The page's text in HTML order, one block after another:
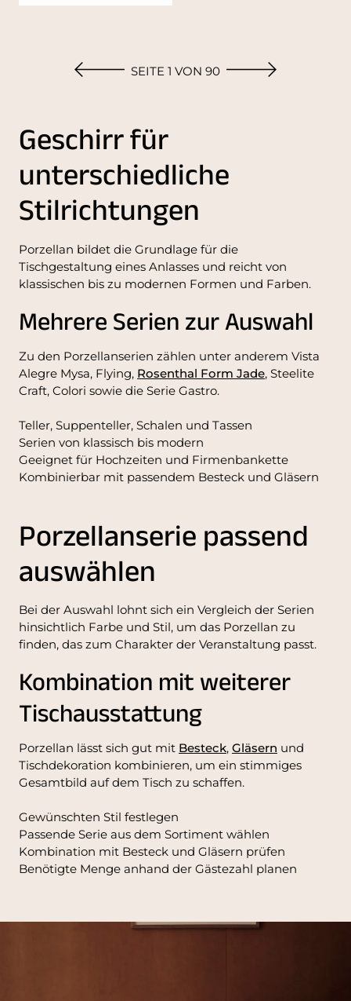
SEITE 1 VON 90
Geschirr für
unterschiedliche
Stilrichtungen
Porzellan bildet die Grundlage für die
Tischgestaltung eines Anlasses und reicht von
klassischen bis zu modernen Formen und Farben.
Mehrere Serien zur Auswahl
Zu den Porzellanserien zählen unter anderem Vista
Alegre Mysa, Flying, Rosenthal Form Jade, Steelite
Craft, Colori sowie die Serie Gastro.
Teller, Suppenteller, Schalen und Tassen
Serien von klassisch bis modern
Geeignet für Hochzeiten und Firmenbankette
Kombinierbar mit passendem Besteck und Gläsern
Porzellanserie passend
auswählen
Bei der Auswahl lohnt sich ein Vergleich der Serien
hinsichtlich Farbe und Stil, um das Porzellan zu
finden, das zum Charakter der Veranstaltung passt.
Kombination mit weiterer
Tischausstattung
Porzellan lässt sich gut mit Besteck, Gläsern und
Tischdekoration kombinieren, um ein stimmiges
Gesamtbild auf dem Tisch zu schaffen.
Gewünschten Stil festlegen
Passende Serie aus dem Sortiment wählen
Kombination mit Besteck und Gläsern prüfen
Benötigte Menge anhand der Gästezahl planen